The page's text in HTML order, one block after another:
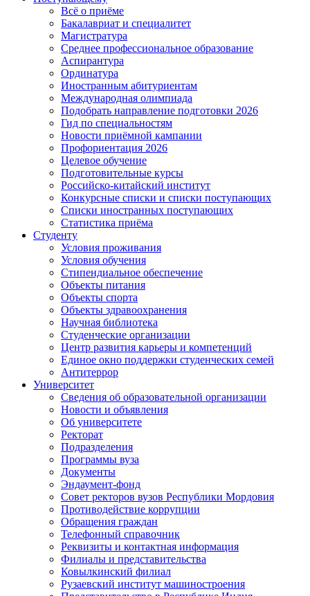
Всё о приёме
Бакалавриат и специалитет
Магистратура
Среднее профессиональное образование
Аспирантура
Ординатура
Иностранным абитуриентам
Международная олимпиада
Подобрать направление подготовки 2026
Гид по специальностям
Новости приёмной кампании
Профориентация 2026
Целевое обучение
Подготовительные курсы
Российско-китайский институт
Конкурсные списки и списки поступающих
Списки иностранных поступающих
Статистика приёма
Студенту
Условия проживания
Условия обучения
Стипендиальное обеспечение
Объекты питания
Объекты спорта
Объекты здравоохранения
Научная библиотека
Студенческие организации
Центр развития карьеры и компетенций
Единое окно поддержки студенческих семей
Антитеррор
Университет
Сведения об образовательной организации
Новости и объявления
Об университете
Ректорат
Подразделения
Программы вуза
Документы
Эндаумент-фонд
Совет ректоров вузов Республики Мордовия
Противодействие коррупции
Обращения граждан
Телефонный справочник
Реквизиты и контактная информация
Филиалы и представительства
Ковылкинский филиал
Рузаевский институт машиностроения